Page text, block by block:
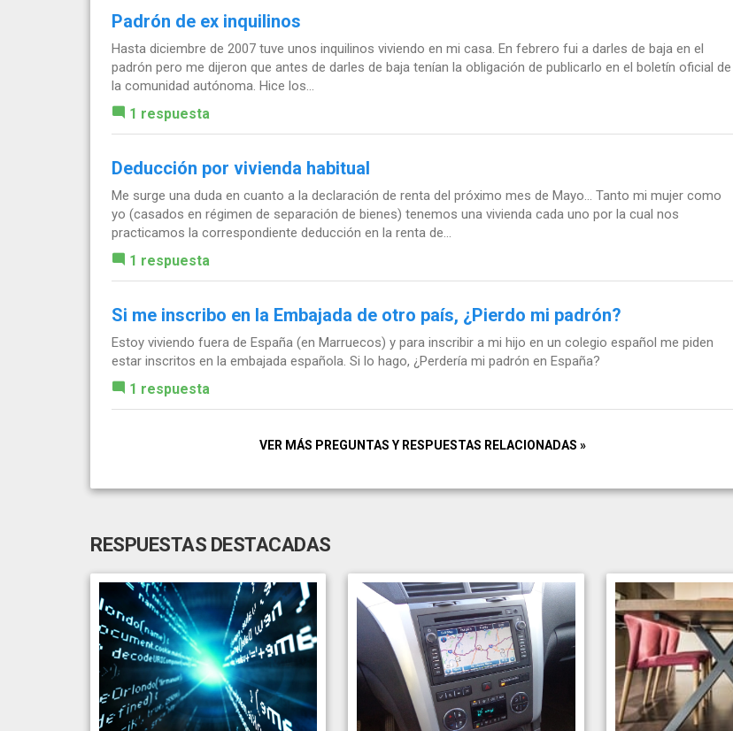
Padrón de ex inquilinos
Hasta diciembre de 2007 tuve unos inquilinos viviendo en mi casa. En febrero fui a darles de baja en el
padrón pero me dijeron que antes de darles de baja tenían la obligación de publicarlo en el boletín oficial de
la comunidad autónoma. Hice los...
1 respuesta
Deducción por vivienda habitual
Me surge una duda en cuanto a la declaración de renta del próximo mes de Mayo... Tanto mi mujer como
yo (casados en régimen de separación de bienes) tenemos una vivienda cada uno por la cual nos
practicamos la correspondiente deducción en la renta de...
1 respuesta
Si me inscribo en la Embajada de otro país, ¿Pierdo mi padrón?
Estoy viviendo fuera de España (en Marruecos) y para inscribir a mi hijo en un colegio español me piden
estar inscritos en la embajada española. Si lo hago, ¿Perdería mi padrón en España?
1 respuesta
VER MÁS PREGUNTAS Y RESPUESTAS RELACIONADAS »
RESPUESTAS DESTACADAS